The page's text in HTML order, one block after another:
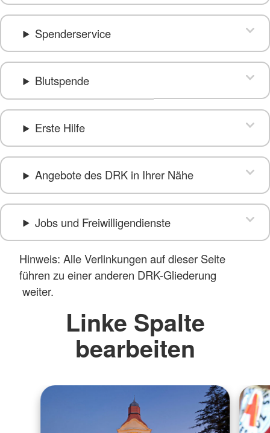
Spenderservice
Blutspende
Erste Hilfe
Angebote des DRK in Ihrer Nähe
Jobs und Freiwilligendienste
Hinweis: Alle Verlinkungen auf dieser Seite
führen zu einer anderen DRK-Gliederung
weiter.
Linke Spalte
bearbeiten